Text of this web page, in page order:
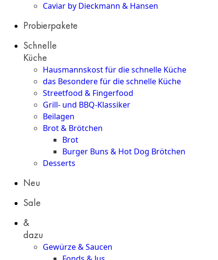
Caviar by Dieckmann & Hansen
Probierpakete
Schnelle
Küche
Hausmannskost für die schnelle Küche
das Besondere für die schnelle Küche
Streetfood & Fingerfood
Grill- und BBQ-Klassiker
Beilagen
Brot & Brötchen
Brot
Burger Buns & Hot Dog Brötchen
Desserts
Neu
Sale
&
dazu
Gewürze & Saucen